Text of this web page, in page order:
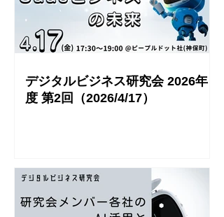
デジタルビジネス研究会 2026年
度 第2回（2026/4/17）